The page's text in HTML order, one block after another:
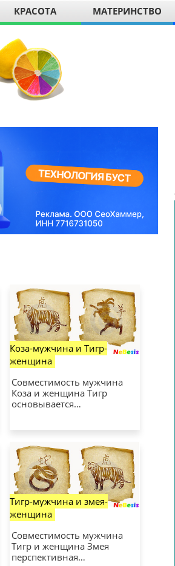
КРАСОТА МАТЕРИНСТВО
Коза-мужчина и Тигр-
женщина
Совместимость мужчина
Коза и женщина Тигр
основывается…
Тигр-мужчина и змея-
женщина
Совместимость мужчина
Тигр и женщина Змея
перспективная…